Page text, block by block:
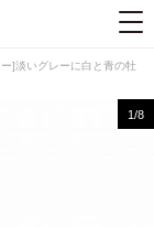
]淡いグレーに白と青の牡
1/8